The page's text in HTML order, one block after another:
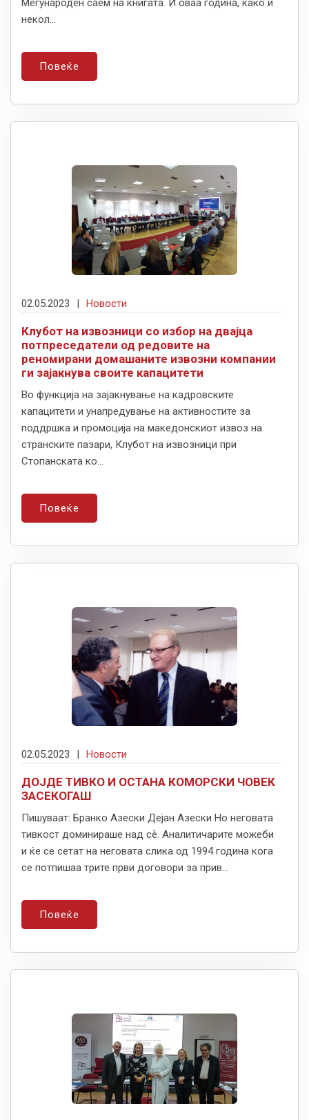
некол...
Повеќе
02.05.2023 Новости
Клубот на извозници со избор на двајца
потпреседатели од редовите на
реномирани домашаните извозни компании
ги зајакнува своите капацитети
Во функција на зајакнување на кадровските
капацитети и унапредување на активностите за
поддршка и промоција на македонскиот извоз на
странските пазари, Клубот на извозници при
Стопанската ко...
Повеќе
02.05.2023 Новости
ДОЈДЕ ТИВКО И ОСТАНА КОМОРСКИ ЧОВЕК
ЗАСЕКОГАШ
Пишуваат: Бранко Азески Дејан Азески Но неговата
тивкост доминираше над сѐ. Аналитичарите можеби
и ќе се сетат на неговата слика од 1994 година кога
се потпишаа трите први договори за прив...
Повеќе